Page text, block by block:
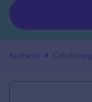
Startseite